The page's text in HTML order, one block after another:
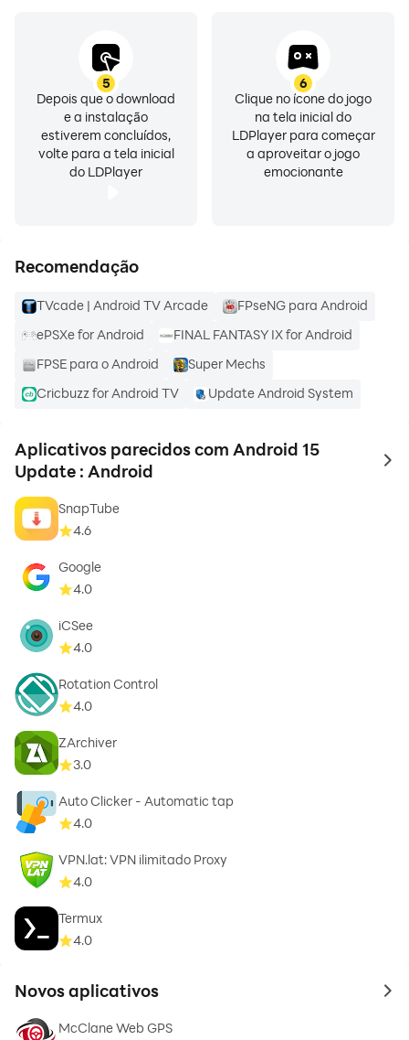
5
Depois que o download
e a instalação
estiverem concluídos,
volte para a tela inicial
do LDPlayer
6
Clique no ícone do jogo
na tela inicial do
LDPlayer para começar
a aproveitar o jogo
emocionante
Recomendação
TVcade | Android TV Arcade
FPseNG para Android
ePSXe for Android
FINAL FANTASY IX for Android
FPSE para o Android
Super Mechs
Cricbuzz for Android TV
Update Android System
Aplicativos parecidos com Android 15
Update : Android
to
SnapTube
4.6
Google
4.0
iCSee
4.0
Rotation Control
4.0
ZArchiver
3.0
Auto Clicker - Automatic tap
4.0
VPN.lat: VPN ilimitado Proxy
4.0
Termux
4.0
Novos aplicativos to
McClane Web GPS